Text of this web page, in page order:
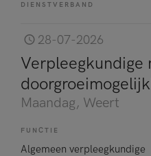
DIENSTVERBAND
28-07-2026
Verpleegkundige
Maandag, Weert
FUNCTIE
Algemeen verpleegkundige